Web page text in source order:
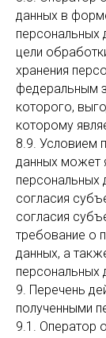
данных в
персональных
цели
хранения
федеральным
которого,
которому
8.9. Условием
данных может
персональных
согласия
согласия
требование о
данных, а
персональных
9. Перечень
полученными
9.1. Оператор